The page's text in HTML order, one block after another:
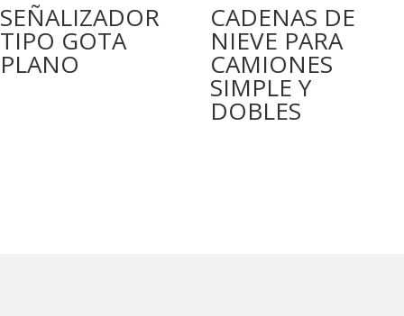
SEÑALIZADOR
TIPO GOTA
PLANO
CADENAS DE
NIEVE PARA
CAMIONES
SIMPLE Y
DOBLES